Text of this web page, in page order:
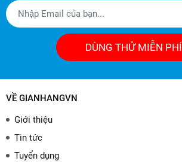
DÙNG THỬ MIỄN PHÍ
VỀ GIANHANGVN
Giới thiệu
Tin tức
Tuyển dụng